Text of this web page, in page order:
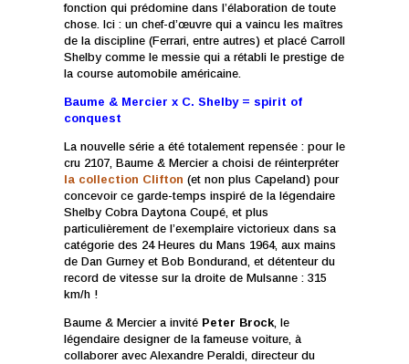
fonction qui prédomine dans l’élaboration de toute
chose. Ici : un chef-d’œuvre qui a vaincu les maîtres
de la discipline (Ferrari, entre autres) et placé Carroll
Shelby comme le messie qui a rétabli le prestige de
la course automobile américaine.
Baume & Mercier x C. Shelby = spirit of
conquest
La nouvelle série a été totalement repensée : pour le
cru 2107, Baume & Mercier a choisi de réinterpréter
la collection Clifton (et non plus Capeland) pour
concevoir ce garde-temps inspiré de la légendaire
Shelby Cobra Daytona Coupé, et plus
particulièrement de l’exemplaire victorieux dans sa
catégorie des 24 Heures du Mans 1964, aux mains
de Dan Gurney et Bob Bondurand, et détenteur du
record de vitesse sur la droite de Mulsanne : 315
km/h !
Baume & Mercier a invité Peter Brock, le
légendaire designer de la fameuse voiture, à
collaborer avec Alexandre Peraldi, directeur du